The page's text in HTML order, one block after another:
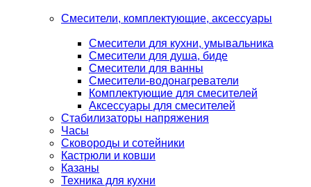
Смесители, комплектующие, аксессуары
Смесители для кухни, умывальника
Смесители для душа, биде
Смесители для ванны
Смесители-водонагреватели
Комплектующие для смесителей
Аксессуары для смесителей
Стабилизаторы напряжения
Часы
Сковороды и сотейники
Кастрюли и ковши
Казаны
Техника для кухни